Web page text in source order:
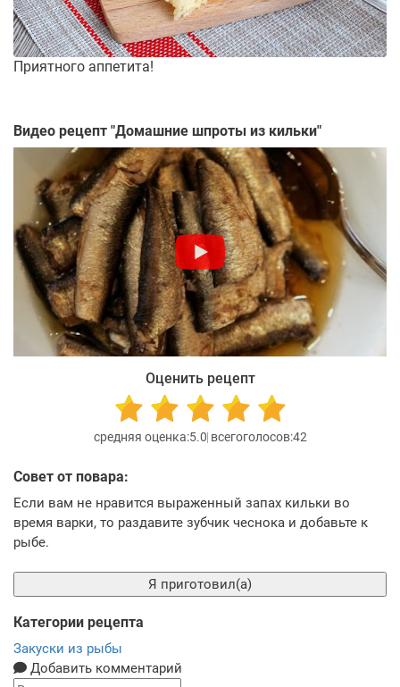
Приятного аппетита!
Видео рецепт "Домашние шпроты из кильки"
Оценить рецепт
5.0 42
Совет от повара:
Если вам не нравится выраженный запах кильки во
время варки, то раздавите зубчик чеснока и добавьте к
рыбе.
Я приготовил(а)
Категории рецепта
Закуски из рыбы
Добавить комментарий